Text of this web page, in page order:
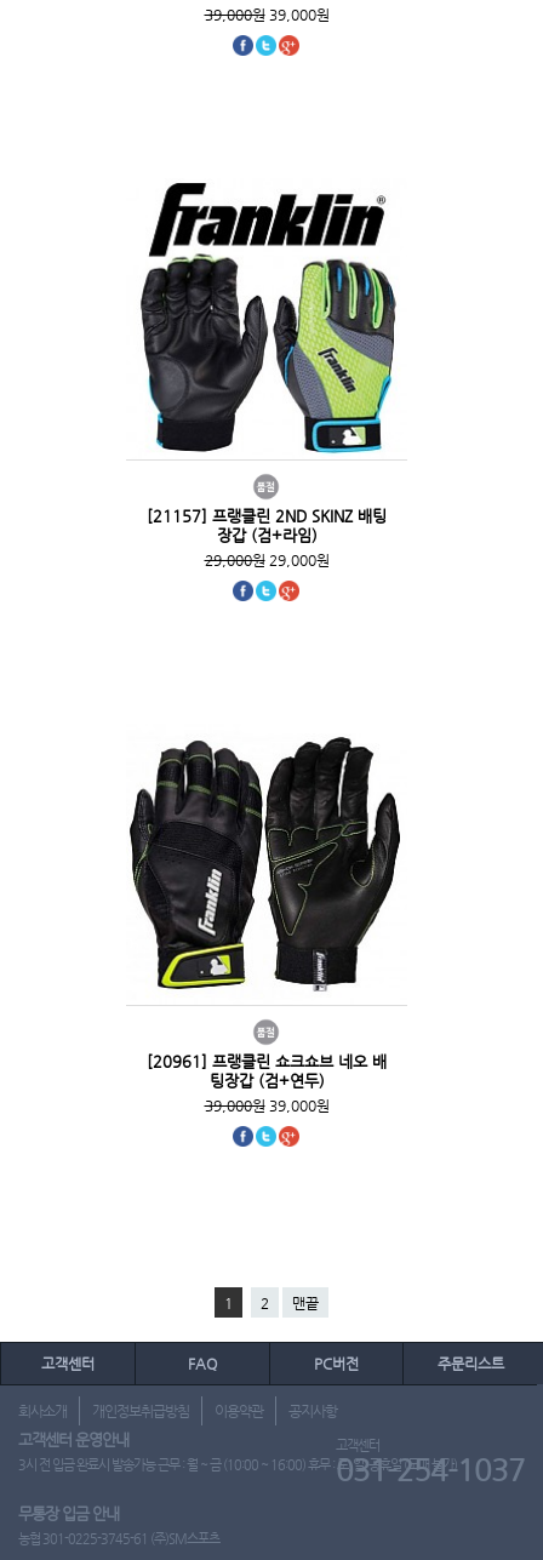
39,000원39,000원
[21157] 프랭클린 2ND SKINZ 배팅
장갑 (검+라임)
29,000원29,000원
[20961] 프랭클린 쇼크쇼브 네오 배
팅장갑 (검+연두)
39,000원39,000원
1 2 맨끝
고객센터 FAQ PC버전 주문리스트
회사소개 개인정보취급방침 이용약관 공지사항
고객센터 운영안내
3시 전 입금 완료시 발송가능 근무 : 월 ~ 금 (10:00 ~ 16:00) 휴무 : 토, 일, 공휴일 (도매 불가)
고객센터
031-254-1037
무통장 입금 안내
농협 301-0225-3745-61 (주)SM스포츠